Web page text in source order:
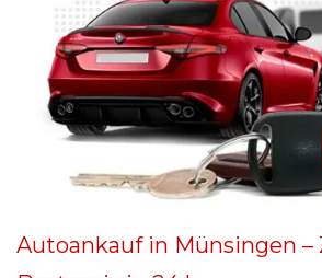
Autoankauf in Münsingen –